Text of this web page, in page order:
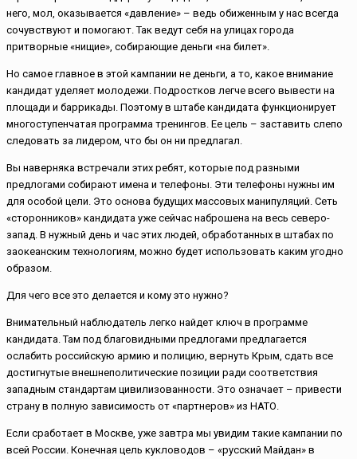
него, мол, оказывается «давление» – ведь обиженным у нас всегда
сочувствуют и помогают. Так ведут себя на улицах города
притворные «нищие», собирающие деньги «на билет».
Но самое главное в этой кампании не деньги, а то, какое внимание
кандидат уделяет молодежи. Подростков легче всего вывести на
площади и баррикады. Поэтому в штабе кандидата функционирует
многоступенчатая программа тренингов. Ее цель – заставить слепо
следовать за лидером, что бы он ни предлагал.
Вы наверняка встречали этих ребят, которые под разными
предлогами собирают имена и телефоны. Эти телефоны нужны им
для особой цели. Это основа будущих массовых манипуляций. Сеть
«сторонников» кандидата уже сейчас наброшена на весь северо-
запад. В нужный день и час этих людей, обработанных в штабах по
заокеанским технологиям, можно будет использовать каким угодно
образом.
Для чего все это делается и кому это нужно?
Внимательный наблюдатель легко найдет ключ в программе
кандидата. Там под благовидными предлогами предлагается
ослабить российскую армию и полицию, вернуть Крым, сдать все
достигнутые внешнеполитические позиции ради соответствия
западным стандартам цивилизованности. Это означает – привести
страну в полную зависимость от «партнеров» из НАТО.
Если сработает в Москве, уже завтра мы увидим такие кампании по
всей России. Конечная цель кукловодов – «русский Майдан» в